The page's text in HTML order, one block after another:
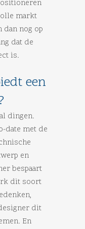
markt
nog op
dat de
is.
een
dingen.
date met de
en
bespaart
dit soort
dit
En